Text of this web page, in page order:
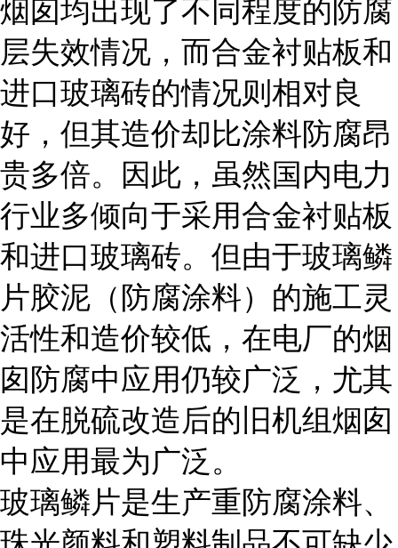
烟囱均出现了不同程度的防腐
层失效情况，而合金衬贴板和
进口玻璃砖的情况则相对良
好，但其造价却比涂料防腐昂
贵多倍。因此，虽然国内电力
行业多倾向于采用合金衬贴板
和进口玻璃砖。但由于玻璃鳞
片胶泥（防腐涂料）的施工灵
活性和造价较低，在电厂的烟
囱防腐中应用仍较广泛，尤其
是在脱硫改造后的旧机组烟囱
中应用最为广泛。
玻璃鳞片是生产重防腐涂料、